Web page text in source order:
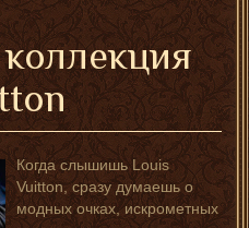
Когда слышишь Louis
Vuitton, сразу думаешь о
модных очках, искрометных